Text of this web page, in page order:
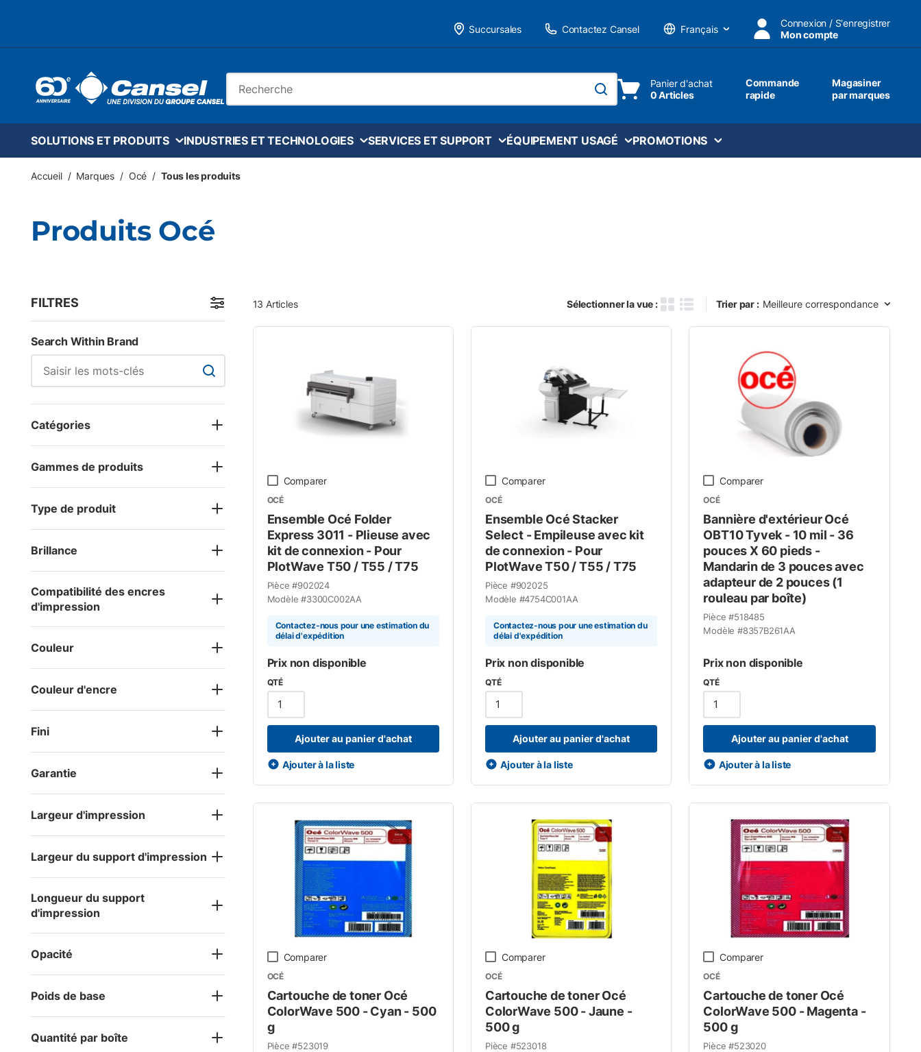
Succursales
Contactez Cansel
Langue
Connexion / S'enregistrer
Mon compte
soumettre une recherche
Panier d'achat
0 Articles
Commande
rapide
Magasiner
par marques
SOLUTIONS ET PRODUITS INDUSTRIES ET TECHNOLOGIES SERVICES ET SUPPORT ÉQUIPEMENT USAGÉ PROMOTIONS
Accueil / Marques / Océ / Tous les produits
Produits Océ
FILTRES Passer aux résultats
Search Within Brand
Search Within Brand
Catégories
Gammes de produits
Type de produit
Brillance
Compatibilité des encres
d'impression
Couleur
Couleur d'encre
Fini
Garantie
Largeur d'impression
Largeur du support d'impression
Longueur du support
d'impression
Opacité
Poids de base
Quantité par boîte
13 Articles Sélectionner la vue :
Grille des produits
Vue de la liste des produits
Trier par :
Trier par :
Comparer
OCÉ
Ensemble Océ Folder
Express 3011 - Plieuse avec
kit de connexion - Pour
PlotWave T50 / T55 / T75
Pièce #902024
Modèle #3300C002AA
Contactez-nous pour une estimation du
délai d'expédition
Prix non disponible
QTÉ
Ajouter au panier d'achat
Ajouter à la liste
Comparer
OCÉ
Ensemble Océ Stacker
Select - Empileuse avec kit
de connexion - Pour
PlotWave T50 / T55 / T75
Pièce #902025
Modèle #4754C001AA
Contactez-nous pour une estimation du
délai d'expédition
Prix non disponible
QTÉ
Ajouter au panier d'achat
Ajouter à la liste
Comparer
OCÉ
Bannière d'extérieur Océ
OBT10 Tyvek - 10 mil - 36
pouces X 60 pieds -
Mandarin de 3 pouces avec
adapteur de 2 pouces (1
rouleau par boîte)
Pièce #518485
Modèle #8357B261AA
Prix non disponible
QTÉ
Ajouter au panier d'achat
Ajouter à la liste
Comparer
OCÉ
Cartouche de toner Océ
ColorWave 500 - Cyan - 500
g
Pièce #523019
Comparer
OCÉ
Cartouche de toner Océ
ColorWave 500 - Jaune -
500 g
Pièce #523018
Comparer
OCÉ
Cartouche de toner Océ
ColorWave 500 - Magenta -
500 g
Pièce #523020